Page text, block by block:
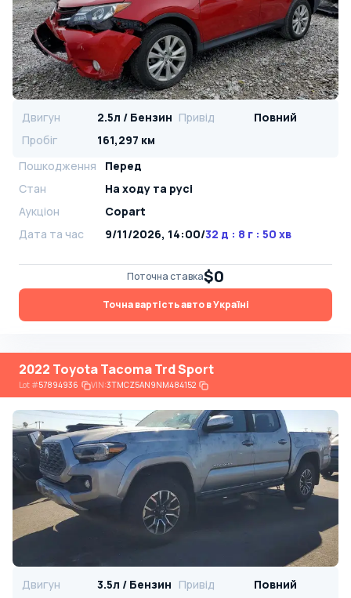
Двигун 2.5л / Бензин Привід
Повний
Пробіг
161,297 км
Пошкодження
Перед
Стан
На ​​ходу та русі
Аукціон
Copart
Дата та час
9/11/2026, 14:00/32 д : 8 г : 50 хв
Поточна ставка$0
Точна вартість авто в Україні
2022 Toyota Tacoma Trd Sport
Lot#57894936 VIN:3TMCZ5AN9NM484152
Двигун 3.5л / Бензин Привід
Повний